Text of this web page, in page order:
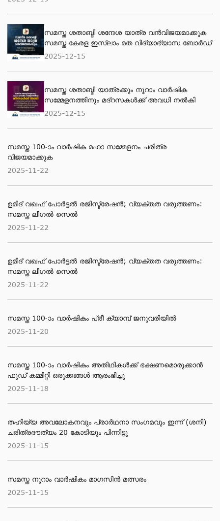
സമസ്ത ശതാബ്ദി ശന്ദേശ യാത്ര വന്‍വിജയമാക്കുക
സമസ്ത കേരള ഇസ്ലാം മത വിദ്യാഭ്യാസ ബോര്‍ഡ്
2025-12-15
സമസ്ത ശതാബ്ദി യാത്രക്കും നൂറാം വാര്‍ഷിക
സമ്മേളനത്തിനും മദ്റസകള്‍ക്ക് അവധി നല്‍കി
2025-12-15
സമസ്ത 100-ാം വാര്‍ഷിക മഹാ സമ്മേളനം ചരിത്ര
വിജയമാക്കുക
2025-11-22
ഉമീദ് വഖഫ് പോർട്ടൽ രജിസ്ട്രേഷൻ; വ്യക്തത വരുത്തണം:
സമസ്ത ലീഗൽ സെൽ
2025-11-22
ഉമീദ് വഖഫ് പോർട്ടൽ രജിസ്ട്രേഷൻ; വ്യക്തത വരുത്തണം:
സമസ്ത ലീഗൽ സെൽ
2025-11-22
സമസ്ത 100-ാം വാര്‍ഷികം പ്രീ ക്യാമ്പ് ജനുവരിയില്‍
2025-11-20
സമസ്ത 100-ാം വാര്‍ഷികം അതിഥികള്‍ക്ക് ഭക്ഷണമൊരുക്കാന്‍
ഫുഡ് കമ്മിറ്റി ഒരുക്കങ്ങള്‍ ആരംഭിച്ചു
2025-11-18
തഹിയ്യ അവലോകനവും പ്രാര്‍ഥനാ സംഗമവും ഇന്ന് (ശനി)
ചരിത്രദൗത്യം 20 കോടിയും പിന്നിട്ടു
2025-11-15
സമസ്ത നൂറാം വാർഷികം മാഗസിൻ മത്സരം
2025-11-15